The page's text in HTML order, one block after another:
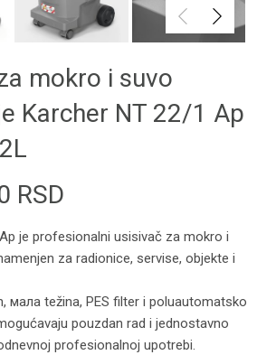
mokro i suvo
Karcher NT 22/1 Ap
RSD
je profesionalni usisivač za mokro i
za radionice, servise, objekte i
мала težina, PES filter i poluautomatsko
pouzdan rad i jednostavno
profesionalnoj upotrebi.